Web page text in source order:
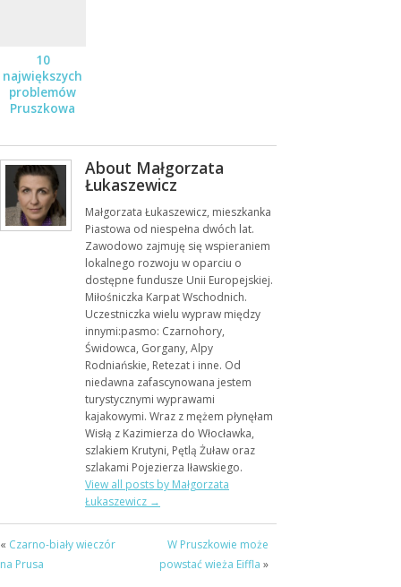
10
największych
problemów
Pruszkowa
About Małgorzata
Łukaszewicz
Małgorzata Łukaszewicz, mieszkanka
Piastowa od niespełna dwóch lat.
Zawodowo zajmuję się wspieraniem
lokalnego rozwoju w oparciu o
dostępne fundusze Unii Europejskiej.
Miłośniczka Karpat Wschodnich.
Uczestniczka wielu wypraw między
innymi:pasmo: Czarnohory,
Świdowca, Gorgany, Alpy
Rodniańskie, Retezat i inne. Od
niedawna zafascynowana jestem
turystycznymi wyprawami
kajakowymi. Wraz z mężem płynęłam
Wisłą z Kazimierza do Włocławka,
szlakiem Krutyni, Pętlą Żuław oraz
szlakami Pojezierza Iławskiego.
View all posts by Małgorzata
Łukaszewicz →
« Czarno-biały wieczór
na Prusa
W Pruszkowie może
powstać wieża Eiffla »